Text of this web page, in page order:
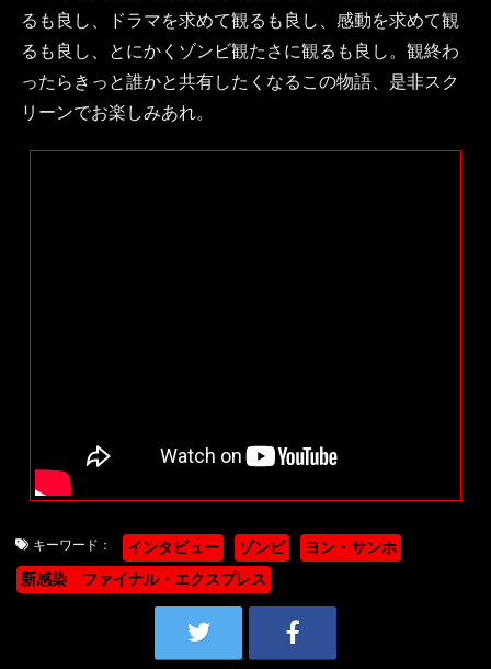
るも良し、ドラマを求めて観るも良し、感動を求めて観
るも良し、とにかくゾンビ観たさに観るも良し。観終わ
ったらきっと誰かと共有したくなるこの物語、是非スク
リーンでお楽しみあれ。
キーワード： インタビュー ゾンビ
ヨン・サンホ
新感染 ファイナル・エクスプレス